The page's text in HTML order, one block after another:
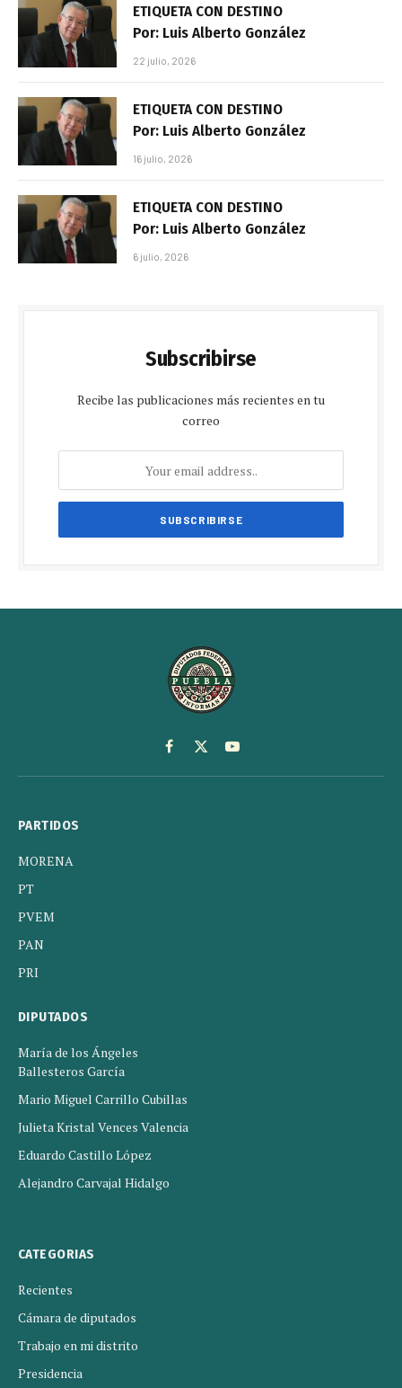
ETIQUETA CON DESTINO
Por: Luis Alberto González
22 julio, 2026
ETIQUETA CON DESTINO
Por: Luis Alberto González
16 julio, 2026
ETIQUETA CON DESTINO
Por: Luis Alberto González
6 julio, 2026
Subscribirse
Recibe las publicaciones más recientes en tu
correo
Facebook
X
(Twitter)
YouTube
PARTIDOS
MORENA
PT
PVEM
PAN
PRI
DIPUTADOS
María de los Ángeles
Ballesteros García
Mario Miguel Carrillo Cubillas
Julieta Kristal Vences Valencia
Eduardo Castillo López
Alejandro Carvajal Hidalgo
CATEGORIAS
Recientes
Cámara de diputados
Trabajo en mi distrito
Presidencia